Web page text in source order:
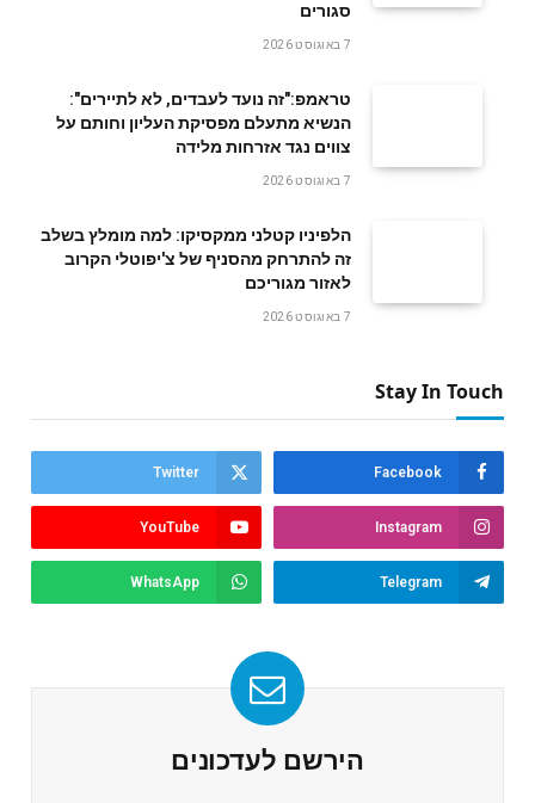
סגורים
7 באוגוסט 2026
טראמפ:"זה נועד לעבדים, לא לתיירים":
הנשיא מתעלם מפסיקת העליון וחותם על
צווים נגד אזרחות מלידה
7 באוגוסט 2026
הלפיניו קטלני ממקסיקו: למה מומלץ בשלב
זה להתרחק מהסניף של צ'יפוטלי הקרוב
לאזור מגוריכם
7 באוגוסט 2026
Stay In Touch
Facebook
Twitter
Instagram
YouTube
Telegram
WhatsApp
הירשם לעדכונים